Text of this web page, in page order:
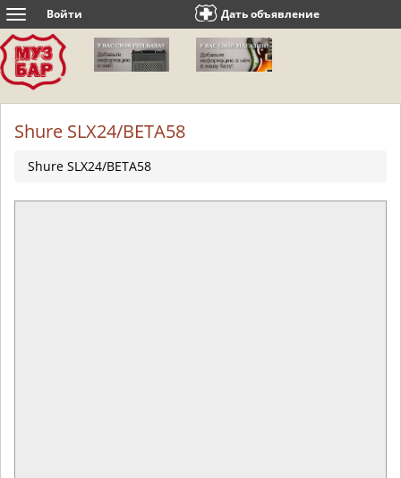
Toggle
navigation
Войти Дать объявление
Shure SLX24/BETA58
Shure SLX24/BETA58